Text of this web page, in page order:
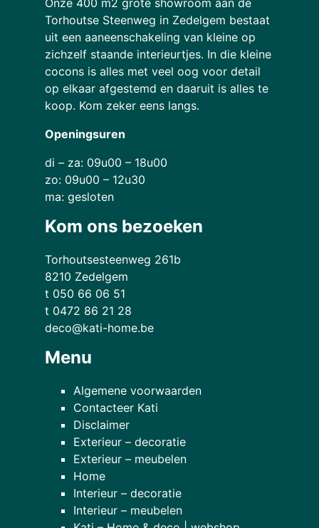
Onze 400 m2 grote showroom aan de
Torhoutse Steenweg in Zedelgem bestaat
uit een aaneenschakeling van kleine op
zichzelf staande interieurtjes. In die kleine
cocons is alles met veel oog voor detail
op elkaar afgestemd en daaruit is alles te
koop. Kom zeker eens langs.
Openingsuren
di – za: 09u00 – 18u00
zo: 09u00 – 12u30
ma: gesloten
Kom ons bezoeken
Torhoutsesteenweg 261b
8210 Zedelgem
t 050 66 06 51
t 0472 86 21 28
deco@kati-home.be
Menu
Algemene voorwaarden
Contacteer Kati
Disclaimer
Exterieur – decoratie
Exterieur – meubelen
Home
Interieur – decoratie
Interieur – meubelen